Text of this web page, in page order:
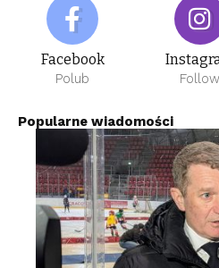
Facebook
Polub Follow
Popularne wiadomości